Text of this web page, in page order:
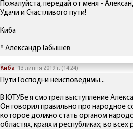
Пожалуйста, передай от меня -
Удачи и Счастливого пути!
Киба
* Александр Габышев
Киба 13 липня 2019 г. (14:24)
Пути Господни неисповедимы...
В ЮТУБе я смотрел выступление
Он говорил правильно про народное
которое должно стать органом
областях, краях и республиках; во всех